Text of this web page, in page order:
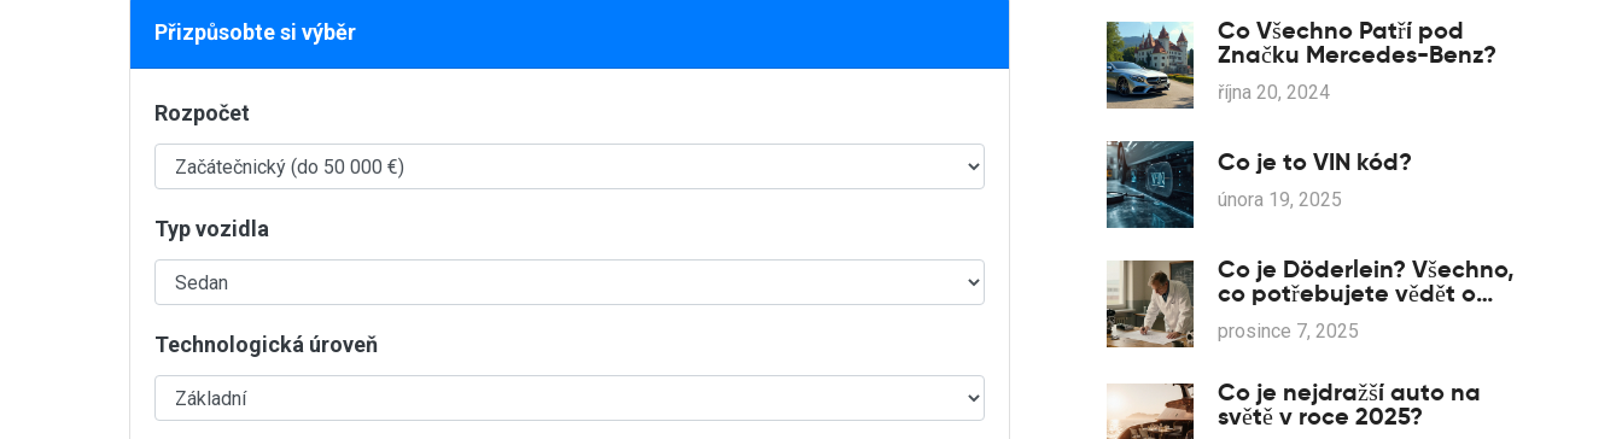
Přizpůsobte si výběr
Rozpočet
Typ vozidla
Technologická úroveň
Co Všechno Patří pod
Značku Mercedes-Benz?
října 20, 2024
Co je to VIN kód?
února 19, 2025
Co je Döderlein? Všechno,
co potřebujete vědět o
legendárním inženýrovi
BMW
prosince 7, 2025
Co je nejdražší auto na
světě v roce 2025?